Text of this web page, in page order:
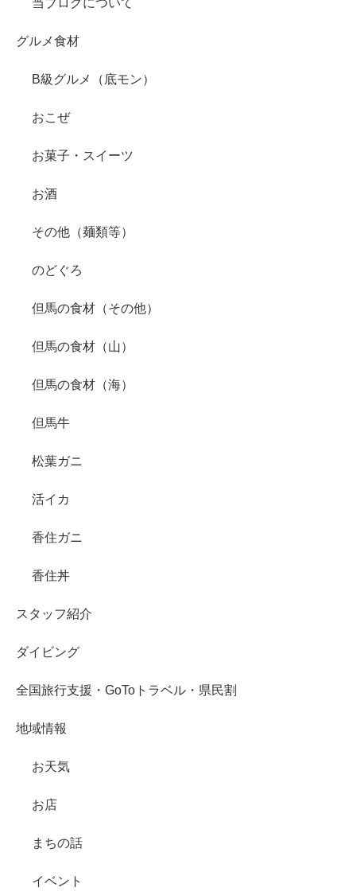
グルメ食材
B級グルメ（底モン）
おこぜ
お菓子・スイーツ
お酒
その他（麺類等）
のどぐろ
但馬の食材（その他）
但馬の食材（山）
但馬の食材（海）
但馬牛
松葉ガニ
活イカ
香住ガニ
香住丼
スタッフ紹介
ダイビング
全国旅行支援・GoToトラベル・県民割
地域情報
お天気
お店
まちの話
イベント